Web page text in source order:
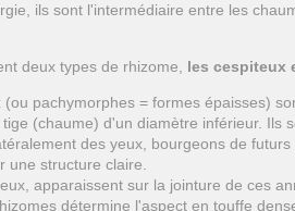
ils sont l'intermédiaire entre les
deux types de rhizome, les cespiteux
(ou pachymorphes = formes épaisses)
(chaume) d'un diamètre inférieur. Ils
des yeux, bourgeons de
une structure claire.
apparaissent sur la jointure de ces
détermine l'aspect en touffe